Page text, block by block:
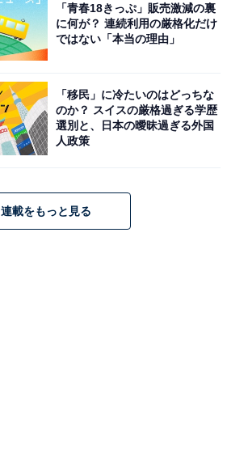
「青春18きっぷ」販売激減の裏
に何が？ 連続利用の厳格化だけ
ではない「本当の理由」
「移民」に冷たいのはどっちな
のか？ スイスの厳格過ぎる学歴
選別と、日本の曖昧過ぎる外国
人政策
連載をもっと見る